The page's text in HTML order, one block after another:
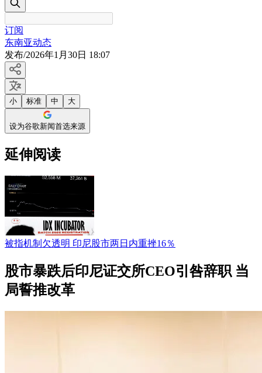
订阅
东南亚动态
发布/2026年1月30日 18:07
小 标准 中 大
设为谷歌新闻首选来源
延伸阅读
被指机制欠透明 印尼股市两日内重挫16％
股市暴跌后印尼证交所CEO引咎辞职 当
局誓推改革